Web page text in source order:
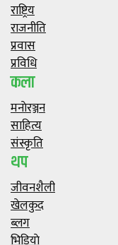
राष्ट्रिय
राजनीति
प्रवास
प्रविधि
कला
मनाेरञ्जन
साहित्य
संस्कृति
थप
जीवनशैली
खेलकुद
ब्लग
भिडियाे